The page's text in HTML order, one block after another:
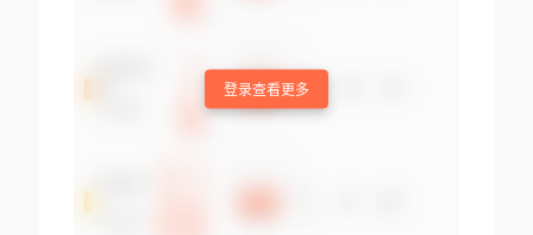
登录查看更多